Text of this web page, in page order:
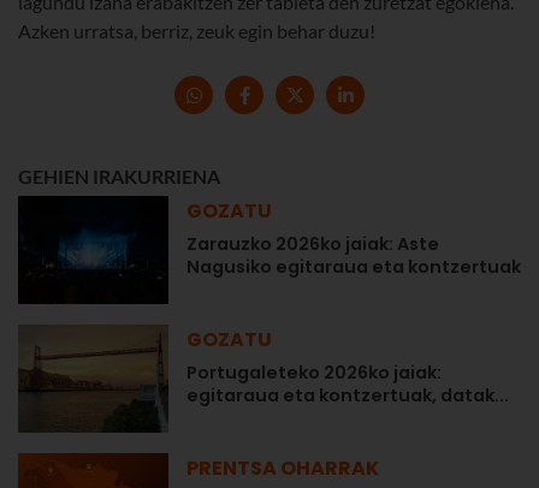
Azken urratsa, berriz, zeuk egin behar duzu!
GEHIEN IRAKURRIENA
GOZATU
Zarauzko 2026ko jaiak: Aste
Nagusiko egitaraua eta kontzertuak
GOZATU
Portugaleteko 2026ko jaiak:
egitaraua eta kontzertuak, datak...
PRENTSA OHARRAK